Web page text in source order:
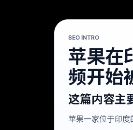
SEO INTRO
苹果在
频开始
这篇内容主
苹果一家位于印